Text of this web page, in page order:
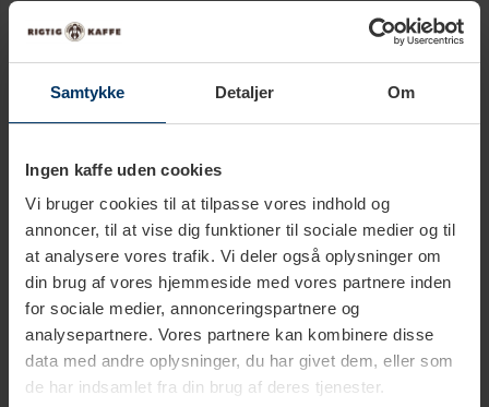
Samtykke Detaljer Om
Ingen kaffe uden cookies
Vi bruger cookies til at tilpasse vores indhold og
annoncer, til at vise dig funktioner til sociale medier og til
at analysere vores trafik. Vi deler også oplysninger om
din brug af vores hjemmeside med vores partnere inden
for sociale medier, annonceringspartnere og
analysepartnere. Vores partnere kan kombinere disse
data med andre oplysninger, du har givet dem, eller som
de har indsamlet fra din brug af deres tjenester.
Tekniske specifikationer
Sådan bruger du en espressokande